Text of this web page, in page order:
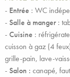
- Entrée : WC
-Salle à manger:
-Cuisine :
cuisson à gaz (4
grille-pain, lave-
-Salon : canapé,